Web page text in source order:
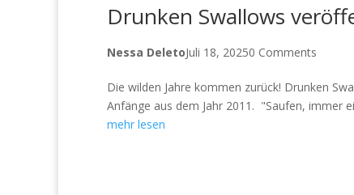
Drunken Swallows
Nessa DeletoJuli 18, 20250 Comments
Die wilden Jahre kommen zurück! Drunken
Anfänge aus dem Jahr 2011. "Saufen, immer
mehr lesen